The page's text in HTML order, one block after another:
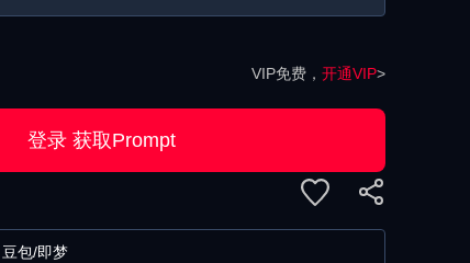
VIP免费， 开通VIP>
登录 获取Prompt
豆包/即梦